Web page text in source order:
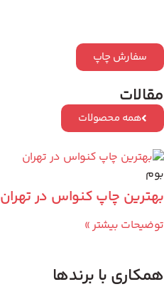
سفارش چاپ
مقالات
همه محصولات
بوم
بهترین چاپ کنواس در تهران
توضیحات بیشتر »
همکاری با برندها